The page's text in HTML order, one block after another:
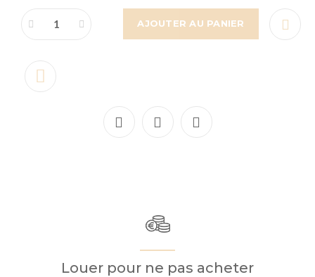
AJOUTER AU PANIER
Louer pour ne pas acheter